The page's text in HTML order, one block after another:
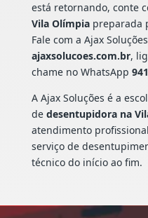
está retornando, conte
Vila Olímpiapreparada
Fale com a Ajax
ajaxsolucoes.com.br,
chame no WhatsApp
A Ajax Soluções é a
de desentupidora na
atendimento
serviço de
técnico do início ao fim.